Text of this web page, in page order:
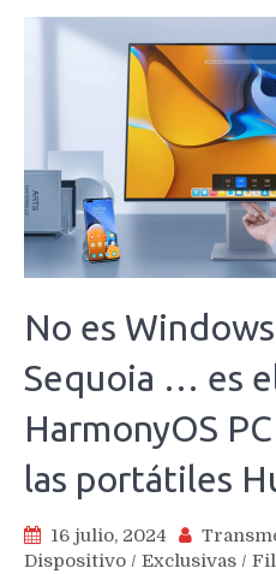
No es
Sequoia … es
HarmonyOS
las portátiles
16 julio, 2024
Dispositivo / Exclusivas /